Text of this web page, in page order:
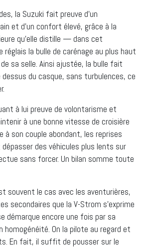
la Suzuki fait preuve d’un
et d’un confort élevé, grâce à la
qu’elle distille — dans cet
réglais la bulle de carénage au plus haut
sa selle. Ainsi ajustée, la bulle fait
dessus du casque, sans turbulences, ce
à lui preuve de volontarisme et
à une bonne vitesse de croisière
à son couple abondant, les reprises
des véhicules plus lents sur
sans forcer. Un bilan somme toute
souvent le cas avec les aventurières,
secondaires que la V-Strom s’exprime
démarque encore une fois par sa
homogénéité. On la pilote au regard et
En fait, il suffit de pousser sur le